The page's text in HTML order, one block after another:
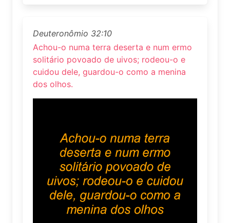
Deuteronômio 32:10
Achou-o numa terra deserta e num ermo
solitário povoado de uivos; rodeou-o e
cuidou dele, guardou-o como a menina
dos olhos.